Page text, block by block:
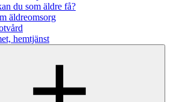
du som äldre få?
äldreomsorg
hemtjänst